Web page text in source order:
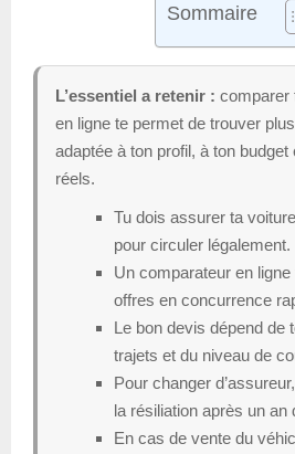
Sommaire
L’essentiel a retenir : comparer
en ligne te permet de trouver
adaptée à ton profil, à ton budget
réels.
Tu dois assurer ta
pour circuler légalement.
Un comparateur en ligne
offres en concurrence
Le bon devis dépend de
trajets et du niveau de
Pour changer
la résiliation après un an
En cas de vente du